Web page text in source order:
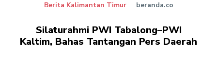
Berita Kalimantan Timur beranda.co
Silaturahmi PWI Tabalong–PWI
Kaltim, Bahas Tantangan Pers Daerah